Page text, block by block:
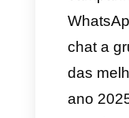
você